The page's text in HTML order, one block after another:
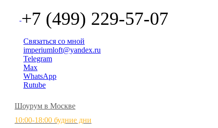
+7 (499) 229-57-07
Связаться со мной
imperiumloft@yandex.ru
Telegram
Max
WhatsApp
Rutube
Шоурум в Москве
10:00-18:00 будние дни